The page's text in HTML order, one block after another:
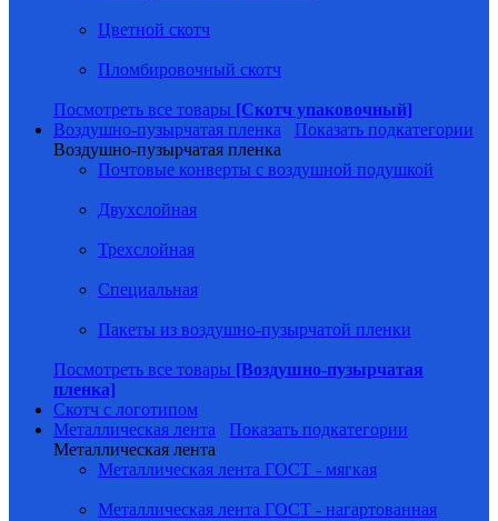
Цветной скотч
Пломбировочный скотч
Посмотреть все товары [Скотч упаковочный]
Воздушно-пузырчатая пленка
Показать подкатегории
Воздушно-пузырчатая пленка
Почтовые конверты с воздушной подушкой
Двухслойная
Трехслойная
Специальная
Пакеты из воздушно-пузырчатой пленки
Посмотреть все товары [Воздушно-пузырчатая
пленка]
Скотч с логотипом
Металлическая лента
Показать подкатегории
Металлическая лента
Металлическая лента ГОСТ - мягкая
Металлическая лента ГОСТ - нагартованная